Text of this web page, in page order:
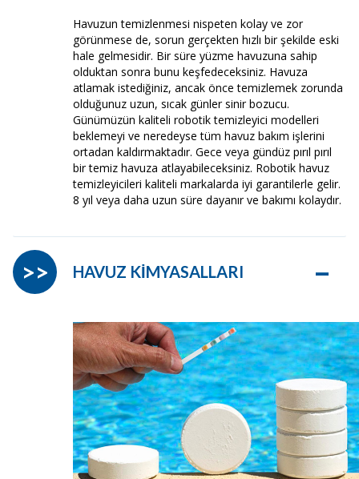
Havuzun temizlenmesi nispeten kolay ve zor
görünmese de, sorun gerçekten hızlı bir şekilde eski
hale gelmesidir. Bir süre yüzme havuzuna sahip
olduktan sonra bunu keşfedeceksiniz. Havuza
atlamak istediğiniz, ancak önce temizlemek zorunda
olduğunuz uzun, sıcak günler sinir bozucu.
Günümüzün kaliteli robotik temizleyici modelleri
beklemeyi ve neredeyse tüm havuz bakım işlerini
ortadan kaldırmaktadır. Gece veya gündüz pırıl pırıl
bir temiz havuza atlayabileceksiniz. Robotik havuz
temizleyicileri kaliteli markalarda iyi garantilerle gelir.
8 yıl veya daha uzun süre dayanır ve bakımı kolaydır.
HAVUZ KİMYASALLARI –
>>